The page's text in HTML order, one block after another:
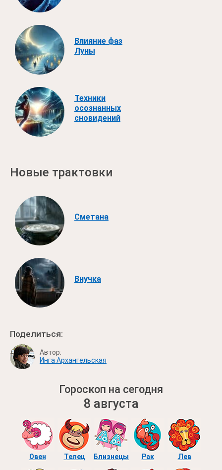
Влияние фаз
Луны
Техники
осознанных
сновидений
Новые трактовки
Сметана
Внучка
Поделиться:
Автор:
Инга Архангельская
Гороскоп на сегодня
8 августа
Овен Телец Близнецы Рак Лев